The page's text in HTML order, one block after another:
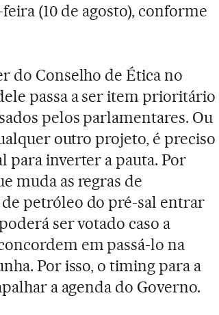
(10 de agosto), conforme
do Conselho de Ética no
passa a ser item prioritário
pelos parlamentares. Ou
outro projeto, é preciso
para inverter a pauta. Por
muda as regras de
petróleo do pré-sal entrar
ser votado caso a
em passá-lo na
Por isso, o timing para a
a agenda do Governo.